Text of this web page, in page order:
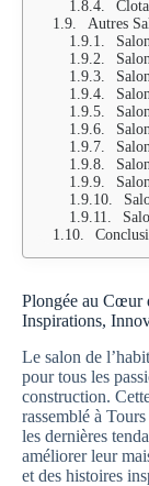
Autres
Plongée au Cœur
Inspirations,
Le salon de
pour tous les
construction.
rassemblé à
les dernières
améliorer leur
et des histoires